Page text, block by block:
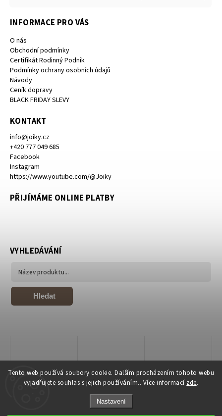
Tento web používá soubory cookie. Dalším procházením tohoto webu
vyjadřujete souhlas s jejich používáním.. Více informací zde.
Nastavení
INFORMACE PRO VÁS
O nás
Obchodní podmínky
Certifikát Rodinný Podnik
Podmínky ochrany osobních údajů
Návody
Ceník dopravy
BLACK FRIDAY SLEVY
KONTAKT
info@joiky.cz
+420 777 049 685
Facebook
Instagram
https://www.youtube.com/@Joiky
PŘIJÍMÁME ONLINE PLATBY
VYHLEDÁVÁNÍ
Hledat